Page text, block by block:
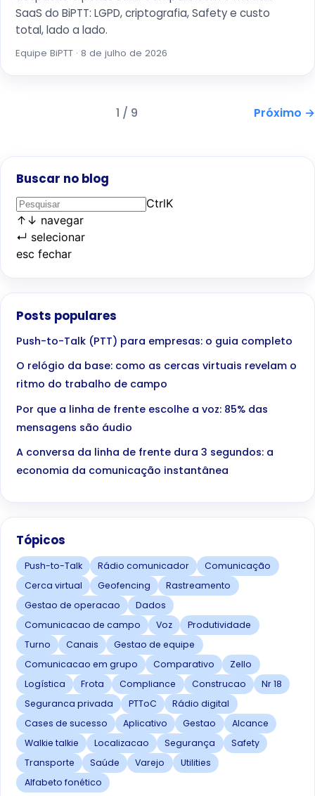
SaaS do BiPTT: LGPD, criptografia, Safety e custo
total, lado a lado.
Equipe BiPTT · 8 de julho de 2026
1 / 9 Próximo →
Buscar no blog
CtrlK
↑ ↓ navegar
↵ selecionar
esc fechar
Posts populares
Push-to-Talk (PTT) para empresas: o guia completo
O relógio da base: como as cercas virtuais revelam o
ritmo do trabalho de campo
Por que a linha de frente escolhe a voz: 85% das
mensagens são áudio
A conversa da linha de frente dura 3 segundos: a
economia da comunicação instantânea
Tópicos
Push-to-Talk Rádio comunicador
Comunicação
Cerca virtual
Geofencing
Rastreamento
Gestao de operacao
Dados
Comunicacao de campo
Voz
Produtividade
Turno
Canais
Gestao de equipe
Comunicacao em grupo
Comparativo
Zello
Logística
Frota Compliance Construcao
Nr 18
Seguranca privada
PTToC
Rádio digital
Cases de sucesso
Aplicativo Gestao
Alcance
Walkie talkie
Localizacao Segurança
Safety
Transporte
Saúde Varejo
Utilities
Alfabeto fonético